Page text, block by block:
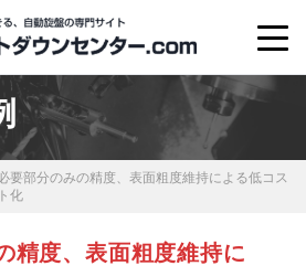
要部分のみの精度、表面粗度維持による低コス
ト化
精度、表面粗度維持に